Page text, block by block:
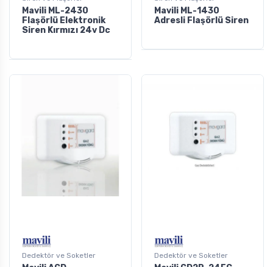
Mavili ML-2430
Flaşörlü Elektronik
Siren Kırmızı 24v Dc
Mavili ML-1430
Adresli Flaşörlü Siren
Dedektör ve Soketler Dedektör ve Soketler